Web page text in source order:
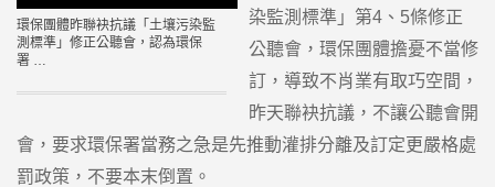
環保團體昨聯袂抗議「土壤污染監
測標準」修正公聽會，認為環保
署 …
染監測標準」第4、5條修正
公聽會，環保團體擔憂不當修
訂，導致不肖業有取巧空間，
昨天聯袂抗議，不讓公聽會開
會，要求環保署當務之急是先推動灌排分離及訂定更嚴格處
罰政策，不要本末倒置。